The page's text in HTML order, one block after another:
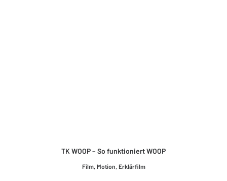
TK WOOP – So funktioniert WOOP
Film, Motion Erklärfilm